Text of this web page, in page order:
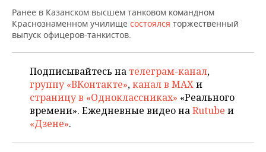
НЕФТЬ
ЭНЕРГЕТИКА
РОЗНИЧНАЯ ТОРГОВЛЯ
ТРАНСПОРТ
УСЛУГИ
НОВОСТИ ТЕХНОЛОГИЙ
IT
МЕДИА
ТЕЛЕКОММУНИКАЦИИ
МЕРОПРИЯТИЯ
НОВОСТИ МЕРОПРИЯТИЙ
ВЫЕЗДНАЯ РЕДАКЦИЯ
БИЗНЕС-БРАНЧИ
ONLINE-КОНФЕРЕНЦИИ
СПОРТ
НОВОСТИ СПОРТА
ФУТБОЛ
ХОККЕЙ
ОБЩЕСТВО
НОВОСТИ ОБЩЕСТВА
ВЛАСТЬ
ФОТОГАЛЕРЕЯ
СЮЖЕТЫ
Ранее в Казанском высшем танковом командном
Краснознаменном училище состоялся торжественный
выпуск офицеров-танкистов.
Подписывайтесь на телеграм-канал,
группу «ВКонтакте»,канал в MAXи
страницу в «Одноклассниках» «Реального
времени». Ежедневные видео наRutube и
«Дзене».